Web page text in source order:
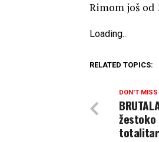
Rimom još od
Loading...
RELATED TOPICS:
DON'T MISS
žestoko